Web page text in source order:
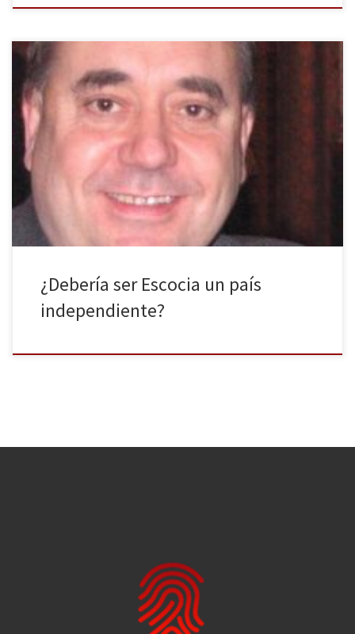
Esta pregunta es y será durante este nuevo año una de las
cuestiones más controvertidas en Reino Unido. Después de 300
años de unión con Inglaterra, Gales e Irlanda del Norte, el pueblo
escocés ha conseguido que su tan ansiada independencia pueda
alcanzarse el próximo 18 de septiembre de 2014 […]
¿Debería ser Escocia un país
independiente?